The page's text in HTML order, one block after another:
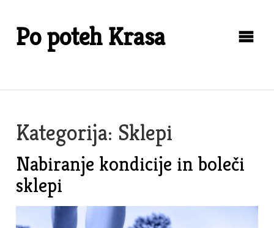
contentPo poteh Krasa
Kategorija: Sklepi
Nabiranje kondicije in boleči
sklepi